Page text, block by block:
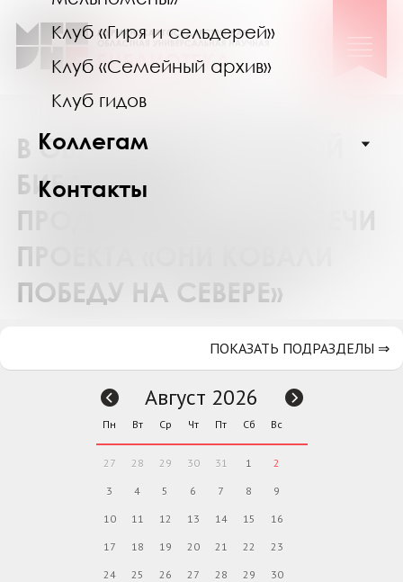
Клуб «Гиря и сельдерей»
Клуб «Семейный архив»
Клуб гидов
Коллегам
Контакты
В ОБЛАСТНОЙ НАУЧНОЙ
БИБЛИОТЕКЕ
ПРОДОЛЖАЮТСЯ ВСТРЕЧИ
ПРОЕКТА «ОНИ КОВАЛИ
ПОБЕДУ НА СЕВЕРЕ»
ПОКАЗАТЬ ПОДРАЗДЕЛЫ ⇒
Август 2026
Пн Вт Ср Чт Пт Сб Вс
27 28 29 30 31 1 2
3 4 5 6 7 8 9
10 11 12 13 14 15 16
17 18 19 20 21 22 23
24 25 26 27 28 29 30